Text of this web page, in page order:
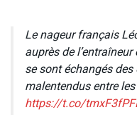
Le nageur français
auprès de
se sont échangés
malentendus entre
https://t.co/